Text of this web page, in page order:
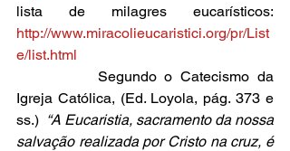
http://www.miracolieucaristici.org/pr/List
e/list.html
Igreja Católica, (Ed. Loyola, pág. 373 e
ss.) “A Eucaristia, sacramento da nossa
salvação realizada por Cristo na cruz, é